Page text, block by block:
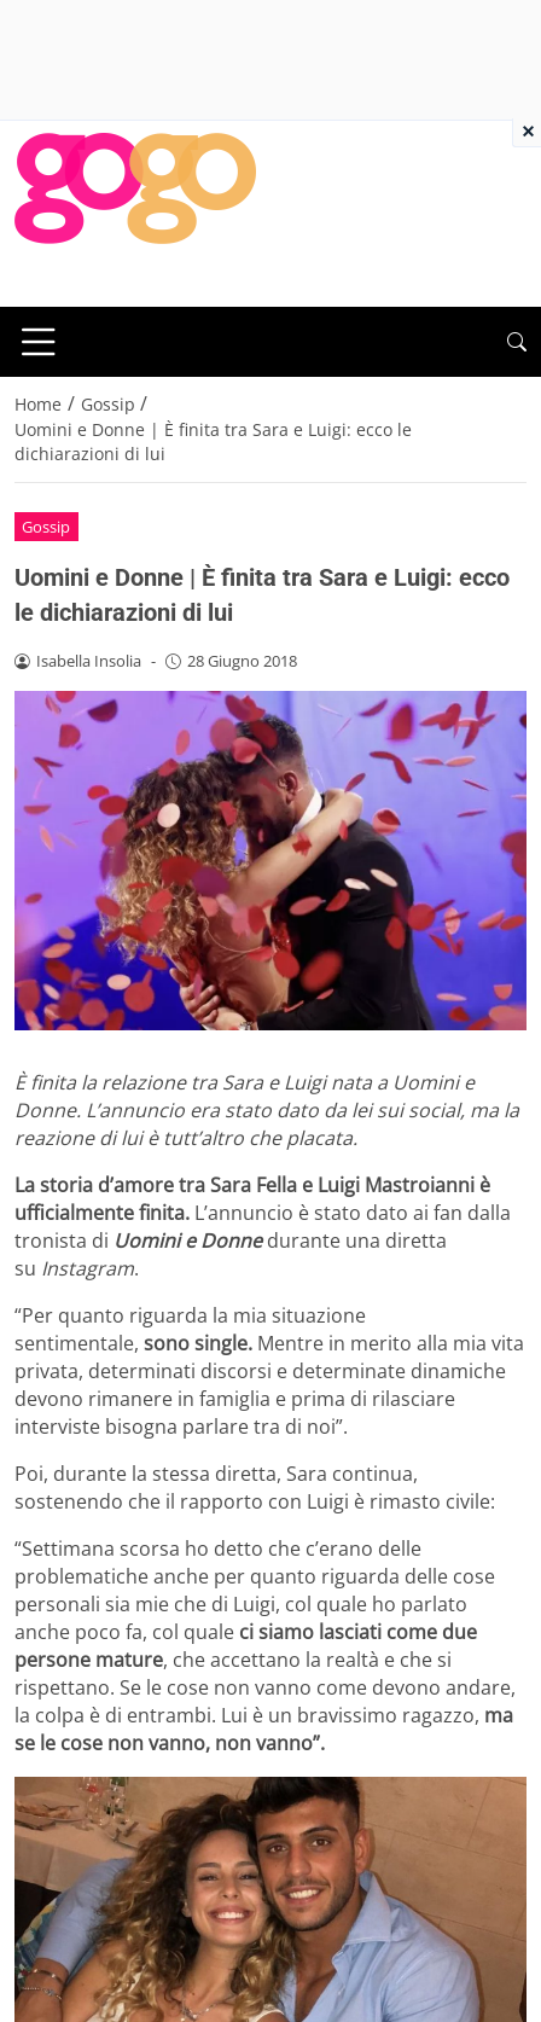
Home / Gossip /
Uomini e Donne | È finita tra Sara e Luigi: ecco le
dichiarazioni di lui
Gossip
Uomini e Donne | È finita tra Sara e Luigi: ecco
le dichiarazioni di lui
Isabella Insolia - 28 Giugno 2018
È finita la relazione tra Sara e Luigi nata a Uomini e
Donne. L’annuncio era stato dato da lei sui social, ma la
reazione di lui è tutt’altro che placata.
La storia d’amore tra Sara Fella e Luigi Mastroianni è
ufficialmente finita. L’annuncio è stato dato ai fan dalla
tronista di Uomini e Donnedurante una diretta
su Instagram.
“Per quanto riguarda la mia situazione
sentimentale, sono single. Mentre in merito alla mia vita
privata, determinati discorsi e determinate dinamiche
devono rimanere in famiglia e prima di rilasciare
interviste bisogna parlare tra di noi”.
Poi, durante la stessa diretta, Sara continua,
sostenendo che il rapporto con Luigi è rimasto civile:
“Settimana scorsa ho detto che c’erano delle
problematiche anche per quanto riguarda delle cose
personali sia mie che di Luigi, col quale ho parlato
anche poco fa, col quale ci siamo lasciati come due
persone mature, che accettano la realtà e che si
rispettano. Se le cose non vanno come devono andare,
la colpa è di entrambi. Lui è un bravissimo ragazzo, ma
se le cose non vanno, non vanno”.
×